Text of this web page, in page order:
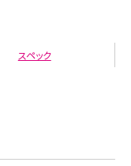
スペック